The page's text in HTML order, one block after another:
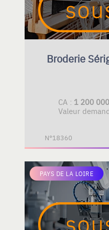
Broderie
CA : 1 200
Valeur
N°18360
PAYS DE LA LOIRE